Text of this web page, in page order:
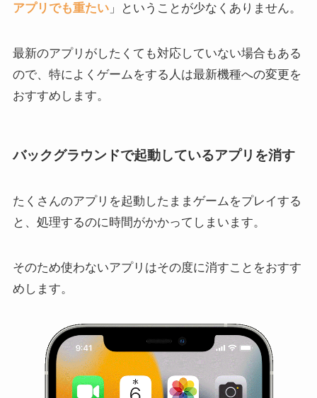
アプリでも重たい」ということが少なくありません。
最新のアプリがしたくても対応していない場合もある
ので、特によくゲームをする人は最新機種への変更を
おすすめします。
バックグラウンドで起動しているアプリを消す
たくさんのアプリを起動したままゲームをプレイする
と、処理するのに時間がかかってしまいます。
そのため使わないアプリはその度に消すことをおすす
めします。